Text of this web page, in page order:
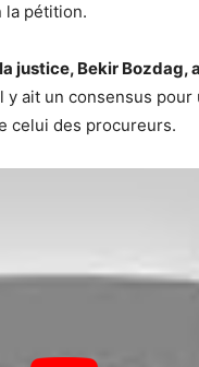
la pétition.
justice, Bekir Bozdag,
y ait un consensus
celui des procureurs.